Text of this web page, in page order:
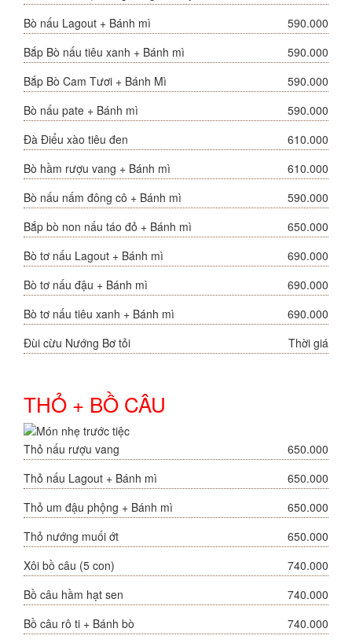
Bò nấu Lagout + Bánh mì
590.000
Bắp Bò nấu tiêu xanh + Bánh mì
590.000
Bắp Bò Cam Tươi + Bánh Mì
590.000
Bò nấu pate + Bánh mì
590.000
Đà Điểu xào tiêu đen
610.000
Bò hầm rượu vang + Bánh mì
610.000
Bò nấu nấm đông cô + Bánh mì
590.000
Bắp bò non nấu táo đỏ + Bánh mì
650.000
Bò tơ nấu Lagout + Bánh mì
690.000
Bò tơ nấu đậu + Bánh mì
690.000
Bò tơ nấu tiêu xanh + Bánh mì
690.000
Đùi cừu Nướng Bơ tỏi
Thời giá
THỎ + BỒ CÂU
Thỏ nấu rượu vang
650.000
Thỏ nấu Lagout + Bánh mì
650.000
Thỏ um đậu phộng + Bánh mì
650.000
Thỏ nướng muối ớt
650.000
Xôi bồ câu (5 con)
740.000
Bồ câu hầm hạt sen
740.000
Bồ câu rô ti + Bánh bò
740.000